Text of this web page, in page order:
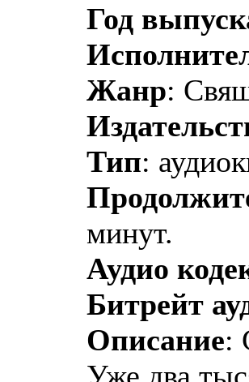
Год
Жанр:
Тип:
минут.
Аудио
Битрейт
Описание: